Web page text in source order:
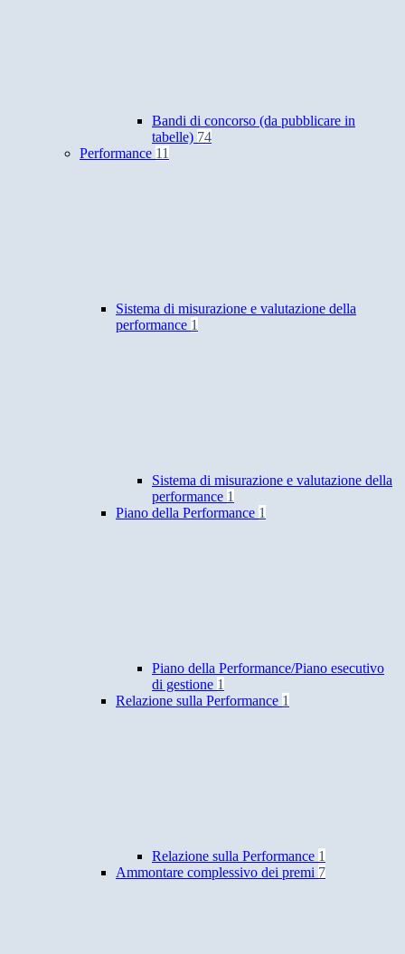
Bandi di concorso (da pubblicare in
tabelle) 74
Performance 11
Sistema di misurazione e valutazione della
performance 1
Sistema di misurazione e valutazione della
performance 1
Piano della Performance 1
Piano della Performance/Piano esecutivo
di gestione 1
Relazione sulla Performance 1
Relazione sulla Performance 1
Ammontare complessivo dei premi 7